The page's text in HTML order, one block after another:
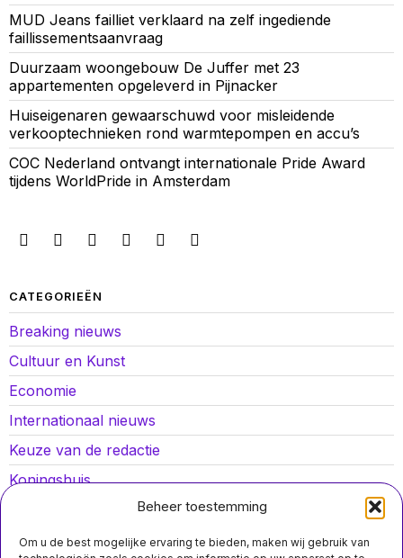
Beheer toestemming
Om u de best mogelijke ervaring te bieden, maken wij gebruik van
MUD Jeans failliet verklaard na zelf ingediende
faillissementsaanvraag
Duurzaam woongebouw De Juffer met 23
appartementen opgeleverd in Pijnacker
Huiseigenaren gewaarschuwd voor misleidende
verkooptechnieken rond warmtepompen en accu’s
COC Nederland ontvangt internationale Pride Award
tijdens WorldPride in Amsterdam
CATEGORIEËN
Breaking nieuws
Cultuur en Kunst
Economie
Internationaal nieuws
Keuze van de redactie
Koningshuis
Oorlog in Oekraïne